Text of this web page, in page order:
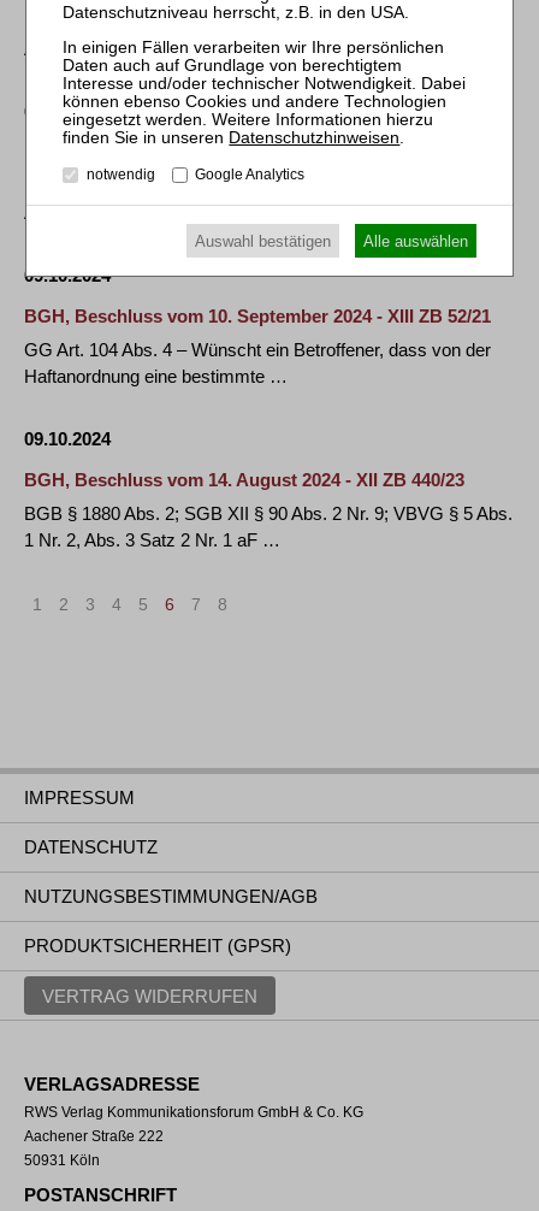
BGB §§ 1821 Abs. 1 Nr. 1 aF, 1829 Abs. 1 Satz 1 aF, 1835
Abs. 3 aF; FamFG § 277 Abs. 2 Satz 2 aF; …
04.11.2024
BGH, Urteil vom 17. September 2024 - EnZR 57/23
Lieferantenausfall bei Mittelspannungskunden – EnWG § 38
Abs. 1, §§ 32, 20 Abs. 1
09.10.2024
BGH, Beschluss vom 10. September 2024 - XIII ZB 52/21
GG Art. 104 Abs. 4 – Wünscht ein Betroffener, dass von der
Haftanordnung eine bestimmte …
09.10.2024
BGH, Beschluss vom 14. August 2024 - XII ZB 440/23
BGB § 1880 Abs. 2; SGB XII § 90 Abs. 2 Nr. 9; VBVG § 5 Abs.
1 Nr. 2, Abs. 3 Satz 2 Nr. 1 aF …
1 2 3 4 5 6 7 8
IMPRESSUM
DATENSCHUTZ
NUTZUNGSBESTIMMUNGEN/AGB
PRODUKTSICHERHEIT (GPSR)
VERTRAG WIDERRUFEN
VERLAGSADRESSE
RWS Verlag Kommunikationsforum GmbH & Co. KG
Aachener Straße 222
50931 Köln
POSTANSCHRIFT
Datenschutzhinweisen
notwendig Google Analytics
Auswahl bestätigen Alle auswählen